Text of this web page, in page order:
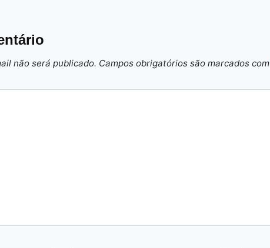
não será publicado. Campos obrigatórios são marcados com